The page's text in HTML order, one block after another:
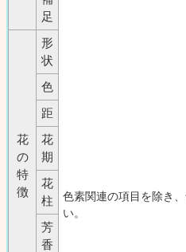
色素関連の項目を除き
い。
足
花
の
特
徴
形
状
色
距
花
期
花
柱
芳
香